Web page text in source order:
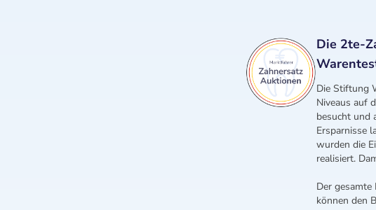
Die 2te-
Die Stiftung
Niveaus auf
besucht und
Ersparnisse
wurden die
realisiert.
Der
können den